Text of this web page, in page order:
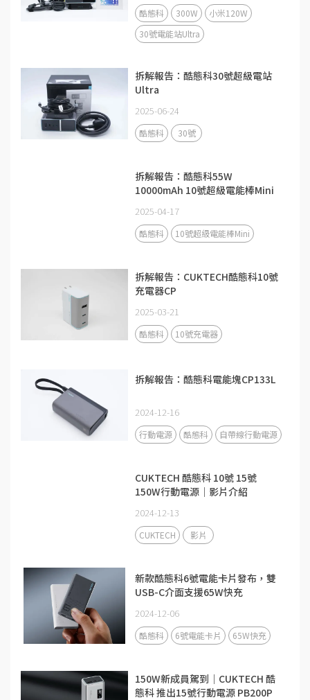
酷態科 300W
小米120W
30號電能站Ultra
拆解報告：酷態科30號超級電站
Ultra
2025-06-24
酷態科 30號
拆解報告：酷態科55W
10000mAh 10號超級電能棒Mini
2025-04-17
酷態科 10號超級電能棒Mini
拆解報告：CUKTECH酷態科10號
充電器CP
2025-03-21
酷態科 10號充電器
拆解報告：酷態科電能塊CP133L
2024-12-16
行動電源 酷態科 自帶線行動電源
CUKTECH 酷態科 10號 15號
150W行動電源｜影片介紹
2024-12-13
CUKTECH 影片
新款酷態科6號電能卡片發布，雙
USB-C介面支援65W快充
2024-12-06
酷態科 6號電能卡片 65W快充
150W新成員駕到｜CUKTECH 酷
態科 推出15號行動電源 PB200P